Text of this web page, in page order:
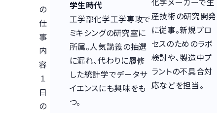
の
仕
事
内
容
１
日
の
学生時代
工学部化学工学専攻で
ミキシングの研究室に
所属。人気講義の抽選
に漏れ、代わりに履修
した統計学でデータサ
イエンスにも興味をも
つ。
産技術の研究開発
に従事。新規プロ
セスのためのラボ
検討や、製造中プ
ラントの不具合対
応などを担当。